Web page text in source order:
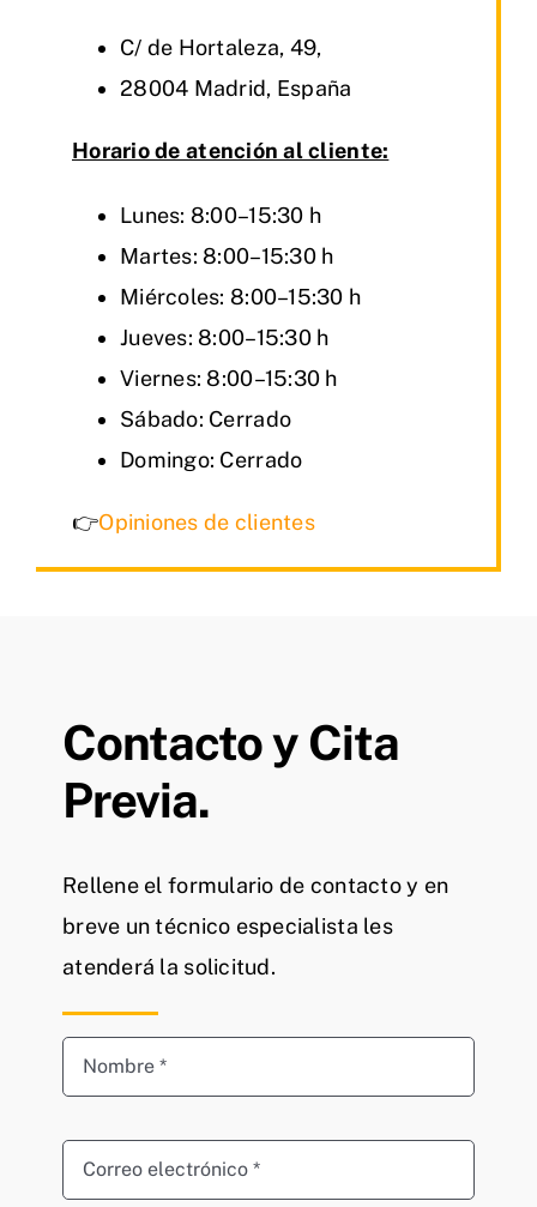
C/ de Hortaleza, 49,
28004 Madrid, España
Horario de atención al cliente:
Lunes: 8:00–15:30 h
Martes: 8:00–15:30 h
Miércoles: 8:00–15:30 h
Jueves: 8:00–15:30 h
Viernes: 8:00–15:30 h
Sábado: Cerrado
Domingo: Cerrado
👉Opiniones de clientes
Contacto y Cita
Previa.
Rellene el formulario de contacto y en
breve un técnico especialista les
atenderá la solicitud.